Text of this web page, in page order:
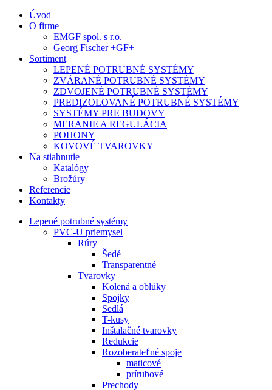
Úvod
O firme
EMGF spol. s r.o.
Georg Fischer +GF+
Sortiment
LEPENÉ POTRUBNÉ SYSTÉMY
ZVÁRANÉ POTRUBNÉ SYSTÉMY
ZDVOJENÉ POTRUBNÉ SYSTÉMY
PREDIZOLOVANÉ POTRUBNÉ SYSTÉMY
SYSTÉMY PRE BUDOVY
MERANIE A REGULÁCIA
POHONY
KOVOVÉ TVAROVKY
Na stiahnutie
Katalógy
Brožúry
Referencie
Kontakty
Lepené potrubné systémy
PVC-U priemysel
Rúry
Šedé
Transparentné
Tvarovky
Kolená a oblúky
Spojky
Sedlá
T-kusy
Inštalačné tvarovky
Redukcie
Rozoberateľné spoje
maticové
prírubové
Prechody